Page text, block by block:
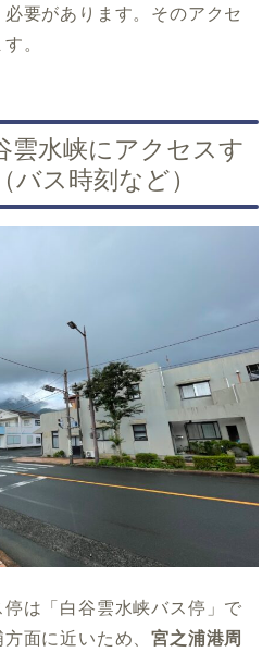
要があります。そのアクセ
。
雲水峡にアクセスす
バス時刻など）
は「白谷雲水峡バス停」で
面に近いため、宮之浦港周